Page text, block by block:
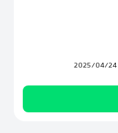
2025/04/24